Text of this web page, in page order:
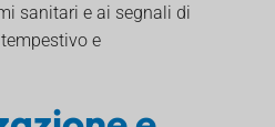
sanitari e ai segnali di
e